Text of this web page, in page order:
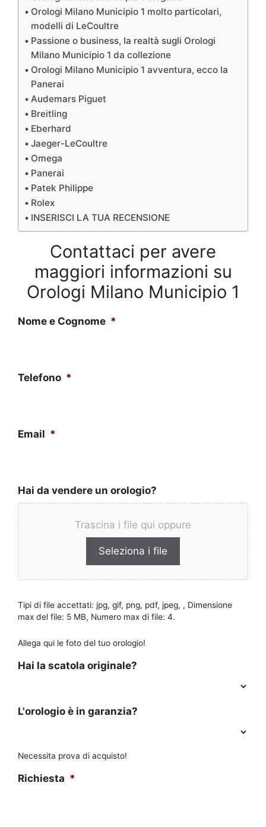
Orologi Milano Municipio 1 molto particolari,
modelli di LeCoultre
Passione o business, la realtà sugli Orologi
Milano Municipio 1 da collezione
Orologi Milano Municipio 1 avventura, ecco la
Panerai
Audemars Piguet
Breitling
Eberhard
Jaeger-LeCoultre
Omega
Panerai
Patek Philippe
Rolex
INSERISCI LA TUA RECENSIONE
Contattaci per avere
maggiori informazioni su
Orologi Milano Municipio 1
Nome e Cognome *
Telefono *
Email *
Hai da vendere un orologio?
Trascina i file qui oppure
Seleziona i file
Tipi di file accettati: jpg, gif, png, pdf, jpeg, , Dimensione
max del file: 5 MB, Numero max di file: 4.
Allega qui le foto del tuo orologio!
Hai la scatola originale?
L'orologio è in garanzia?
Necessita prova di acquisto!
Richiesta *